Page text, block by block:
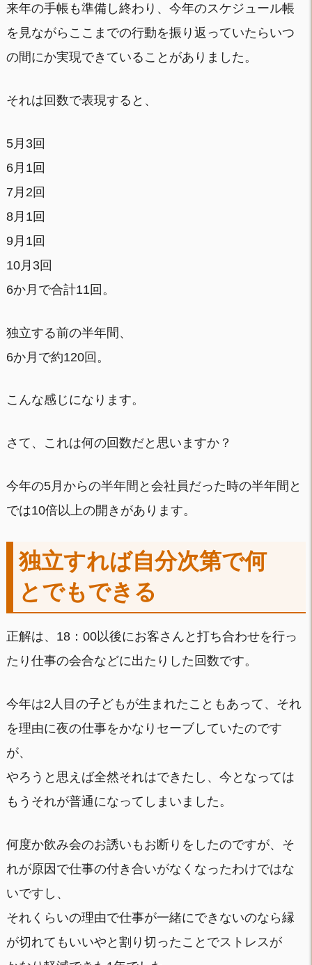
来年の手帳も準備し終わり、今年のスケジュール帳
を見ながらここまでの行動を振り返っていたらいつ
の間にか実現できていることがありました。
それは回数で表現すると、
5月3回
6月1回
7月2回
8月1回
9月1回
10月3回
6か月で合計11回。
独立する前の半年間、
6か月で約120回。
こんな感じになります。
さて、これは何の回数だと思いますか？
今年の5月からの半年間と会社員だった時の半年間と
では10倍以上の開きがあります。
独立すれば自分次第で何
とでもできる
正解は、18：00以後にお客さんと打ち合わせを行っ
たり仕事の会合などに出たりした回数です。
今年は2人目の子どもが生まれたこともあって、それ
を理由に夜の仕事をかなりセーブしていたのです
が、
やろうと思えば全然それはできたし、今となっては
もうそれが普通になってしまいました。
何度か飲み会のお誘いもお断りをしたのですが、そ
れが原因で仕事の付き合いがなくなったわけではな
いですし、
それくらいの理由で仕事が一緒にできないのなら縁
が切れてもいいやと割り切ったことでストレスが